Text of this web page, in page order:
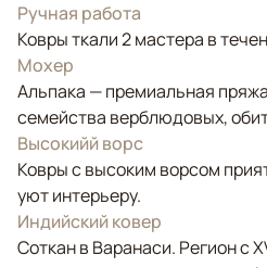
Ручная работа
Ковры ткали 2 мастера в
Мохер
Альпака — премиальная
семейства верблюдовых,
Высокийй ворс
Ковры с высоким ворсом
уют интерьеру.
Индийский ковер
Соткан в Варанаси. Регион с